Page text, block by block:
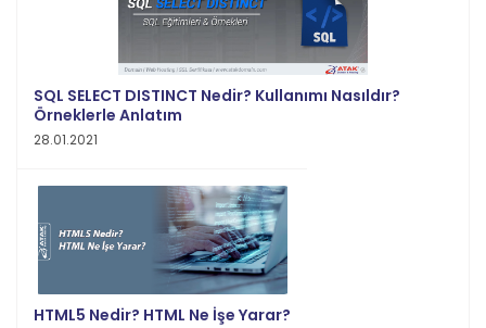
SQL SELECT DISTINCT Nedir? Kullanımı Nasıldır?
Örneklerle Anlatım
28.01.2021
HTML5 Nedir? HTML Ne İşe Yarar?